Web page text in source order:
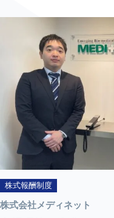
株式報酬制度
株式会社メディネット